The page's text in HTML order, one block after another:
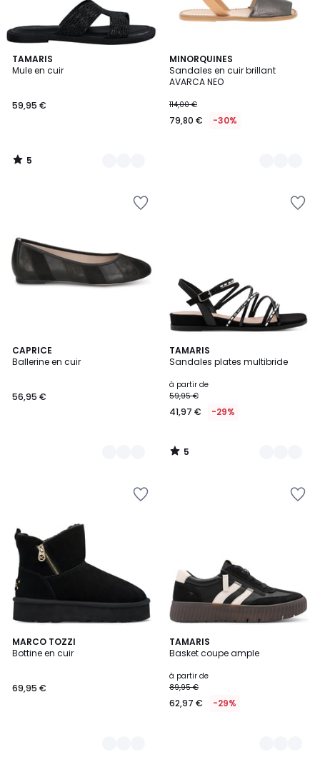
TAMARIS
Mule en cuir
59,95 €
5
/
5
Couleurs
5
/
MINORQUINES
Sandales en cuir brillant
AVARCA NEO
114,00 €
79,80 € -30%
2
Couleurs
CAPRICE
Ballerine en cuir
56,95 €
2
Couleurs
TAMARIS
Sandales plates multibride
à partir de
59,95 €
41,97 € -29%
5
/
3
Couleurs
5
/
MARCO TOZZI
Bottine en cuir
69,95 €
3
Couleurs
TAMARIS
Basket coupe ample
à partir de
89,95 €
62,97 € -29%
9
Couleurs